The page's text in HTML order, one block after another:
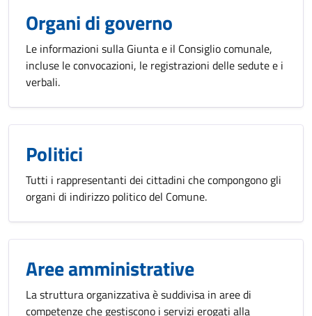
Organi di governo
Le informazioni sulla Giunta e il Consiglio comunale,
incluse le convocazioni, le registrazioni delle sedute e i
verbali.
Politici
Tutti i rappresentanti dei cittadini che compongono gli
organi di indirizzo politico del Comune.
Aree amministrative
La struttura organizzativa è suddivisa in aree di
competenze che gestiscono i servizi erogati alla